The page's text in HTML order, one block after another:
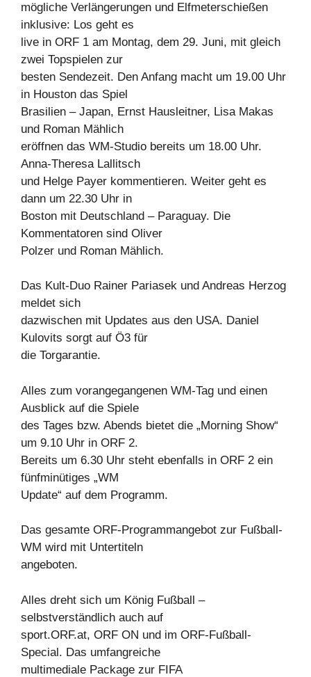
mögliche Verlängerungen und Elfmeterschießen
inklusive: Los geht es
live in ORF 1 am Montag, dem 29. Juni, mit gleich
zwei Topspielen zur
besten Sendezeit. Den Anfang macht um 19.00 Uhr
in Houston das Spiel
Brasilien – Japan, Ernst Hausleitner, Lisa Makas
und Roman Mählich
eröffnen das WM-Studio bereits um 18.00 Uhr.
Anna-Theresa Lallitsch
und Helge Payer kommentieren. Weiter geht es
dann um 22.30 Uhr in
Boston mit Deutschland – Paraguay. Die
Kommentatoren sind Oliver
Polzer und Roman Mählich.
Das Kult-Duo Rainer Pariasek und Andreas Herzog
meldet sich
dazwischen mit Updates aus den USA. Daniel
Kulovits sorgt auf Ö3 für
die Torgarantie.
Alles zum vorangegangenen WM-Tag und einen
Ausblick auf die Spiele
des Tages bzw. Abends bietet die „Morning Show“
um 9.10 Uhr in ORF 2.
Bereits um 6.30 Uhr steht ebenfalls in ORF 2 ein
fünfminütiges „WM
Update“ auf dem Programm.
Das gesamte ORF-Programmangebot zur Fußball-
WM wird mit Untertiteln
angeboten.
Alles dreht sich um König Fußball –
selbstverständlich auch auf
sport.ORF.at, ORF ON und im ORF-Fußball-
Special. Das umfangreiche
multimediale Package zur FIFA